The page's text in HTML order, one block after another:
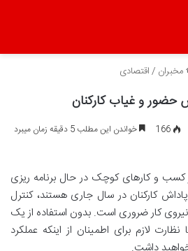
مخبران /اقتصادی
حضور و غیاب کارکنان
166 خواندن این مطلب 5 دقیقه زمان میبرد
56 درصد از کسب و کارهای کوچک در حال برنامه ریزی
کارکنان در سال جاری هستند، کنترل
کار ضروری است. بدون استفاده از یک
لازم برای اطمینان از اینکه عملکرد